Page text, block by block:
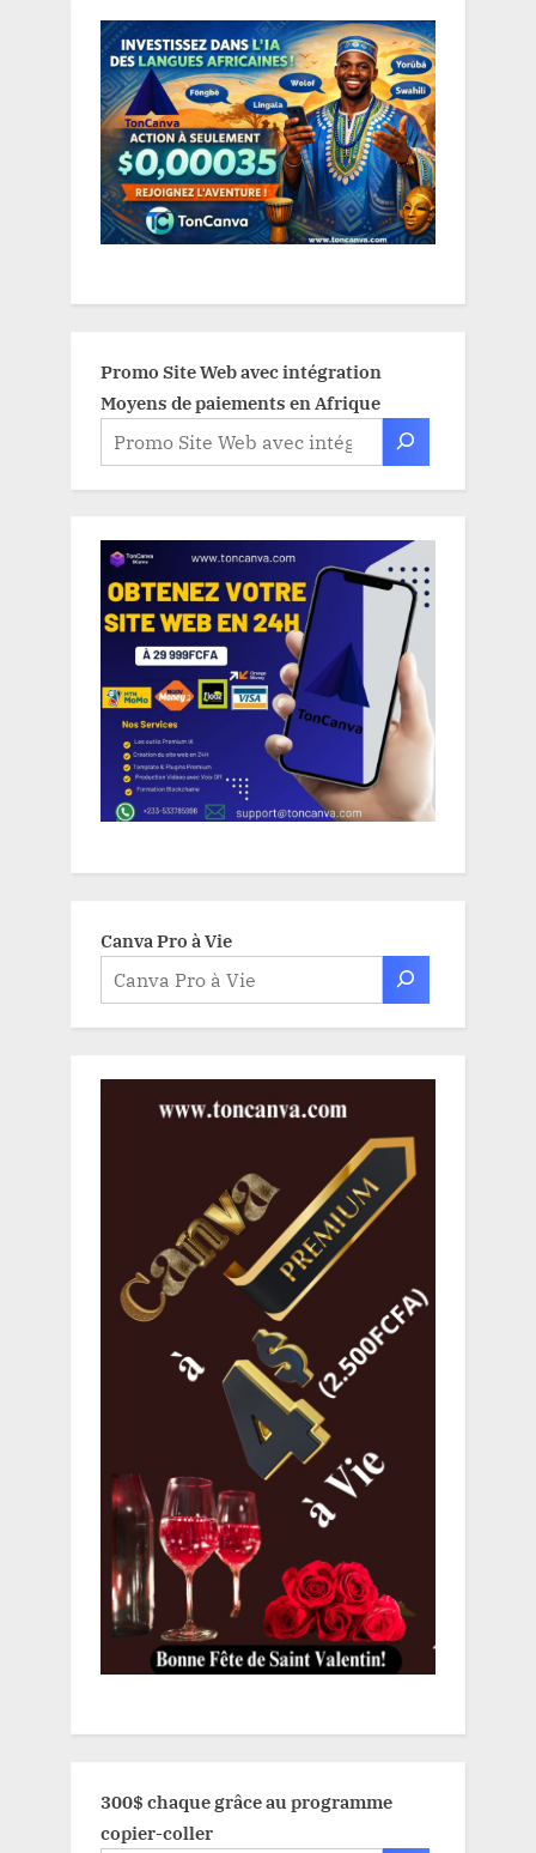
Promo Site Web avec intégration
Moyens de paiements en Afrique
Canva Pro à Vie
300$ chaque grâce au programme
copier-coller